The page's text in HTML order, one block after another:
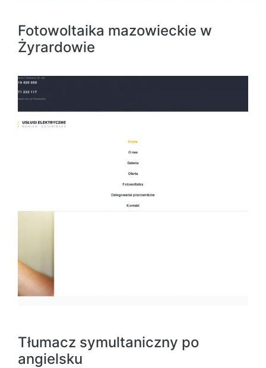
Fotowoltaika mazowieckie w
Żyrardowie
Tłumacz symultaniczny po
angielsku